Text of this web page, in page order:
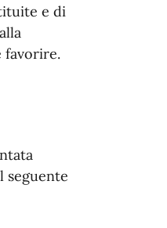
e di
favorire.
seguente